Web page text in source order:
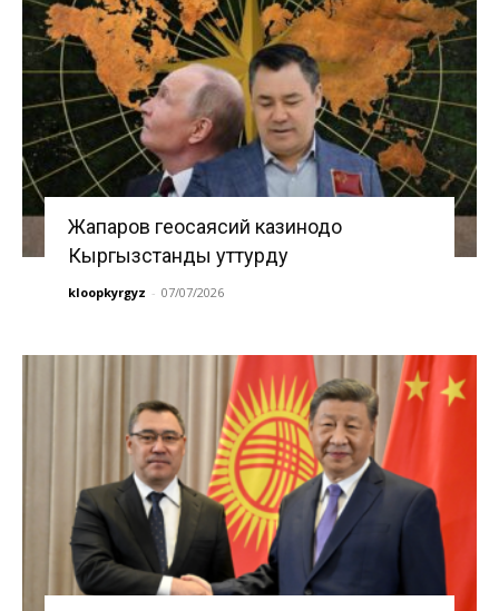
Жапаров геосаясий казинодо
Кыргызстанды уттурду
kloopkyrgyz - 07/07/2026